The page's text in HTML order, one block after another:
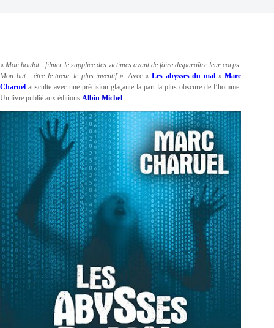
«Mon boulot : filmer le supplice des victimes avant de faire disparaître leur corps.
Mon but : être le tueur le plus inventif». Avec « Les abysses du mal»Marc
Charuel ausculte avec une précision glaçante la part la plus obscure de l’homme.
Un livre publié aux éditions Albin Michel.